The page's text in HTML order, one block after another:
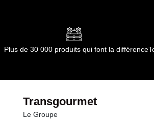
Plus de 30 000 produits qui font la différence
Transgourmet
Le Groupe